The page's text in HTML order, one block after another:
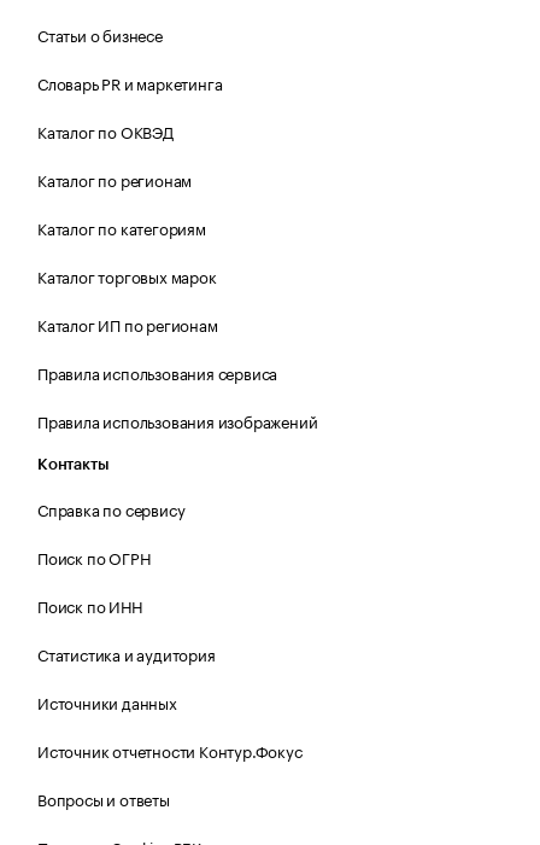
Статьи о бизнесе
Словарь PR и маркетинга
Каталог по ОКВЭД
Каталог по регионам
Каталог по категориям
Каталог торговых марок
Каталог ИП по регионам
Правила использования сервиса
Правила использования изображений
Контакты
Справка по сервису
Поиск по ОГРН
Поиск по ИНН
Статистика и аудитория
Источники данных
Источник отчетности Контур.Фокус
Вопросы и ответы